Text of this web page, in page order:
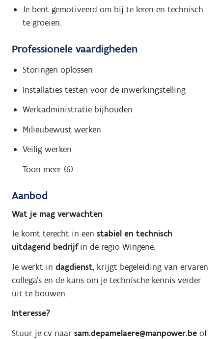
Je bent gemotiveerd om bij te leren en technisch
te groeien.
Professionele vaardigheden
Storingen oplossen
Installaties testen voor de inwerkingstelling
Werkadministratie bijhouden
Milieubewust werken
Veilig werken
Toon meer (6)
Aanbod
Wat je mag verwachten
Je komt terecht in een stabiel en technisch
uitdagend bedrijfin de regio Wingene.
Je werkt in dagdienst, krijgt begeleiding van ervaren
collega’s en de kans om je technische kennis verder
uit te bouwen.
Interesse?
Stuur je cv naar sam.depamelaere@manpower.be of